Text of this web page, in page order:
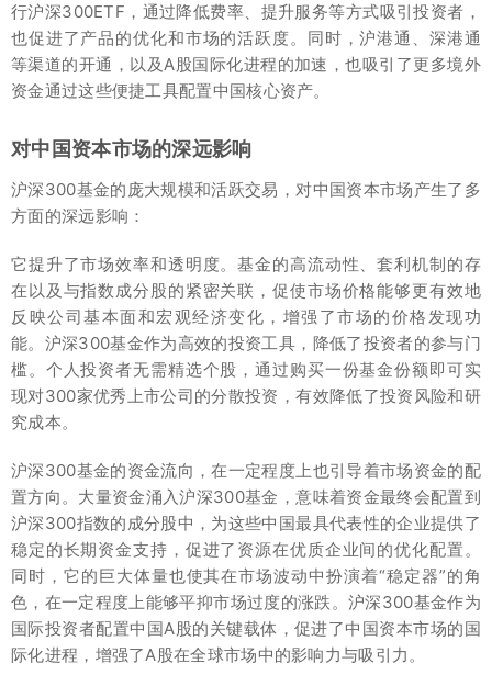
行沪深300ETF，通过降低费率、提升服务等方式吸引投资者，
也促进了产品的优化和市场的活跃度。同时，沪港通、深港通
等渠道的开通，以及A股国际化进程的加速，也吸引了更多境外
资金通过这些便捷工具配置中国核心资产。
对中国资本市场的深远影响
沪深300基金的庞大规模和活跃交易，对中国资本市场产生了多
方面的深远影响：
它提升了市场效率和透明度。基金的高流动性、套利机制的存
在以及与指数成分股的紧密关联，促使市场价格能够更有效地
反映公司基本面和宏观经济变化，增强了市场的价格发现功
能。沪深300基金作为高效的投资工具，降低了投资者的参与门
槛。个人投资者无需精选个股，通过购买一份基金份额即可实
现对300家优秀上市公司的分散投资，有效降低了投资风险和研
究成本。
沪深300基金的资金流向，在一定程度上也引导着市场资金的配
置方向。大量资金涌入沪深300基金，意味着资金最终会配置到
沪深300指数的成分股中，为这些中国最具代表性的企业提供了
稳定的长期资金支持，促进了资源在优质企业间的优化配置。
同时，它的巨大体量也使其在市场波动中扮演着“稳定器”的角
色，在一定程度上能够平抑市场过度的涨跌。沪深300基金作为
国际投资者配置中国A股的关键载体，促进了中国资本市场的国
际化进程，增强了A股在全球市场中的影响力与吸引力。